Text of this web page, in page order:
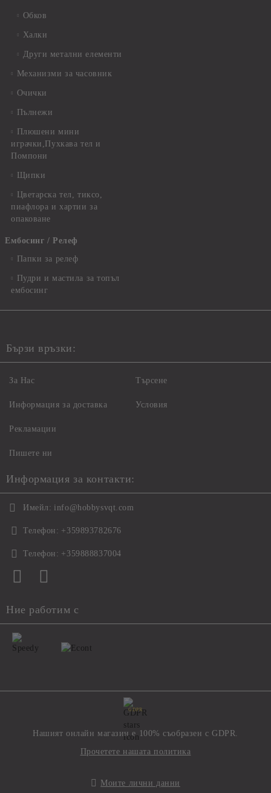
Обков
Халки
Други метални елементи
Механизми за часовник
Очички
Пълнежи
Плюшени мини
играчки,Пухкава тел и
Помпони
Щипки
Цветарска тел, тиксо,
пиафлора и хартии за
опаковане
Ембосинг / Релеф
Папки за релеф
Пудри и мастила за топъл
ембосинг
Бързи връзки:
За Нас
Информация за доставка
Рекламации
Пишете ни
Търсене
Условия
Информация за контакти:
Имейл: info@hobbysvqt.com
Телефон: +359893782676
Телефон: +359888837004
Ние работим с
GDPR
Нашият онлайн магазин е 100% съобразен с GDPR.
Прочетете нашата политика
Моите лични данни